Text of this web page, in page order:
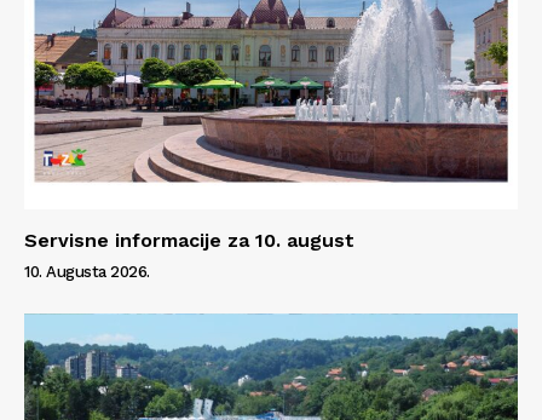
Servisne informacije za 10. august
10. Augusta 2026.